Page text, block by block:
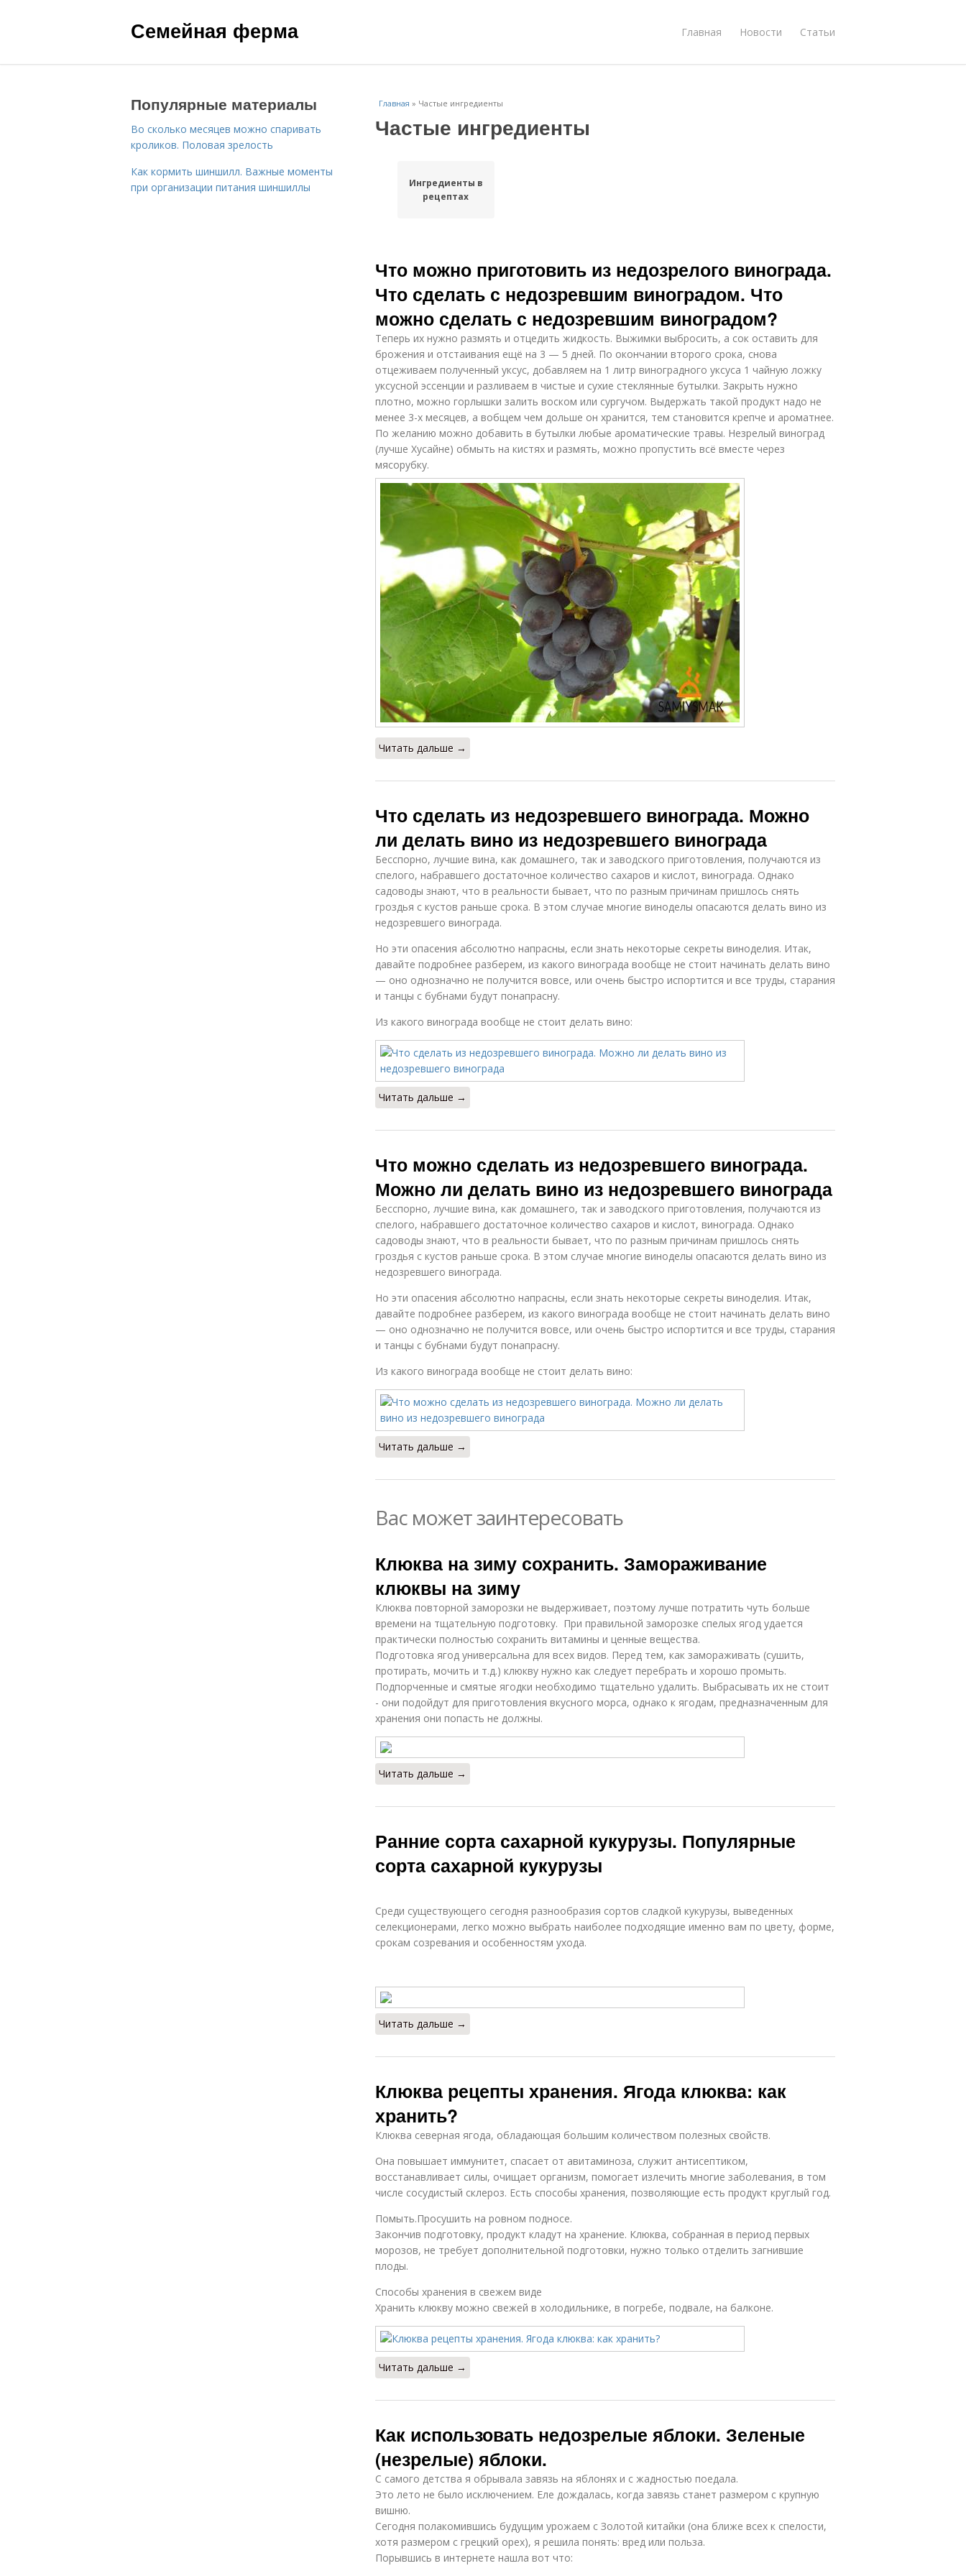
Семейная ферма Главная Новости Статьи
Главная » Частые ингредиенты
Частые ингредиенты
Ингредиенты в
рецептах
Что можно приготовить из недозрелого винограда.
Что сделать с недозревшим виноградом. Что
можно сделать с недозревшим виноградом?
Теперь их нужно размять и отцедить жидкость. Выжимки выбросить, а сок оставить для
брожения и отстаивания ещё на 3 — 5 дней. По окончании второго срока, снова
отцеживаем полученный уксус, добавляем на 1 литр виноградного уксуса 1 чайную ложку
уксусной эссенции и разливаем в чистые и сухие стеклянные бутылки. Закрыть нужно
плотно, можно горлышки залить воском или сургучом. Выдержать такой продукт надо не
менее 3-х месяцев, а вобщем чем дольше он хранится, тем становится крепче и ароматнее.
По желанию можно добавить в бутылки любые ароматические травы. Незрелый виноград
(лучше Хусайне) обмыть на кистях и размять, можно пропустить всё вместе через
мясорубку.
Читать дальше →
Что сделать из недозревшего винограда. Можно
ли делать вино из недозревшего винограда
Бесспорно, лучшие вина, как домашнего, так и заводского приготовления, получаются из
спелого, набравшего достаточное количество сахаров и кислот, винограда. Однако
садоводы знают, что в реальности бывает, что по разным причинам пришлось снять
гроздья с кустов раньше срока. В этом случае многие виноделы опасаются делать вино из
недозревшего винограда.
Но эти опасения абсолютно напрасны, если знать некоторые секреты виноделия. Итак,
давайте подробнее разберем, из какого винограда вообще не стоит начинать делать вино
— оно однозначно не получится вовсе, или очень быстро испортится и все труды, старания
и танцы с бубнами будут понапрасну.
Из какого винограда вообще не стоит делать вино:
Читать дальше →
Что можно сделать из недозревшего винограда.
Можно ли делать вино из недозревшего винограда
Бесспорно, лучшие вина, как домашнего, так и заводского приготовления, получаются из
спелого, набравшего достаточное количество сахаров и кислот, винограда. Однако
садоводы знают, что в реальности бывает, что по разным причинам пришлось снять
гроздья с кустов раньше срока. В этом случае многие виноделы опасаются делать вино из
недозревшего винограда.
Но эти опасения абсолютно напрасны, если знать некоторые секреты виноделия. Итак,
давайте подробнее разберем, из какого винограда вообще не стоит начинать делать вино
— оно однозначно не получится вовсе, или очень быстро испортится и все труды, старания
и танцы с бубнами будут понапрасну.
Из какого винограда вообще не стоит делать вино:
Читать дальше →
Вас может заинтересовать
Клюква на зиму сохранить. Замораживание
клюквы на зиму
Клюква повторной заморозки не выдерживает, поэтому лучше потратить чуть больше
времени на тщательную подготовку. При правильной заморозке спелых ягод удается
практически полностью сохранить витамины и ценные вещества.
Подготовка ягод универсальна для всех видов. Перед тем, как замораживать (сушить,
протирать, мочить и т.д.) клюкву нужно как следует перебрать и хорошо промыть.
Подпорченные и смятые ягодки необходимо тщательно удалить. Выбрасывать их не стоит
- они подойдут для приготовления вкусного морса, однако к ягодам, предназначенным для
хранения они попасть не должны.
Читать дальше →
Ранние сорта сахарной кукурузы. Популярные
сорта сахарной кукурузы
Среди существующего сегодня разнообразия сортов сладкой кукурузы, выведенных
селекционерами, легко можно выбрать наиболее подходящие именно вам по цвету, форме,
срокам созревания и особенностям ухода.
Читать дальше →
Клюква рецепты хранения. Ягода клюква: как
хранить?
Клюква северная ягода, обладающая большим количеством полезных свойств.
Она повышает иммунитет, спасает от авитаминоза, служит антисептиком,
восстанавливает силы, очищает организм, помогает излечить многие заболевания, в том
числе сосудистый склероз. Есть способы хранения, позволяющие есть продукт круглый год.
Помыть.Просушить на ровном подносе.
Закончив подготовку, продукт кладут на хранение. Клюква, собранная в период первых
морозов, не требует дополнительной подготовки, нужно только отделить загнившие
плоды.
Способы хранения в свежем виде
Хранить клюкву можно свежей в холодильнике, в погребе, подвале, на балконе.
Читать дальше →
Как использовать недозрелые яблоки. Зеленые
(незрелые) яблоки.
С самого детства я обрывала завязь на яблонях и с жадностью поедала.
Это лето не было исключением. Еле дождалась, когда завязь станет размером с крупную
вишню.
Сегодня полакомившись будущим урожаем с Золотой китайки (она ближе всех к спелости,
хотя размером с грецкий орех), я решила понять: вред или польза.
Порывшись в интернете нашла вот что:
Популярные материалы
Во сколько месяцев можно спаривать
кроликов. Половая зрелость
Как кормить шиншилл. Важные моменты
при организации питания шиншиллы